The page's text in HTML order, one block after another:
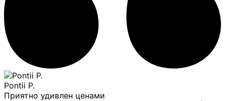
Pontii P.
Приятно удивлен ценами